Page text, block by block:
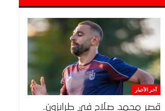
آخر الأخبار
قصر محمد صلاح في طرابزون..